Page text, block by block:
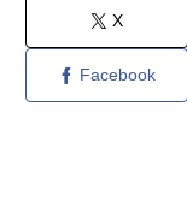
X
Facebook